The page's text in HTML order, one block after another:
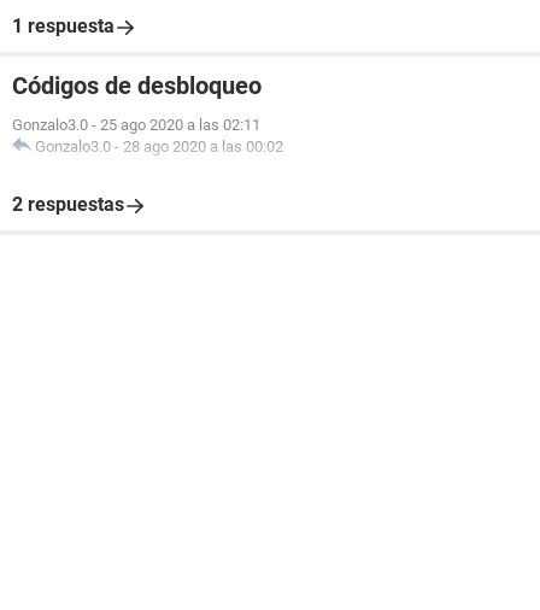
1 respuesta
Códigos de desbloqueo
Gonzalo3.0 - 25 ago 2020 a las 02:11
Gonzalo3.0 - 28 ago 2020 a las 00:02
2 respuestas